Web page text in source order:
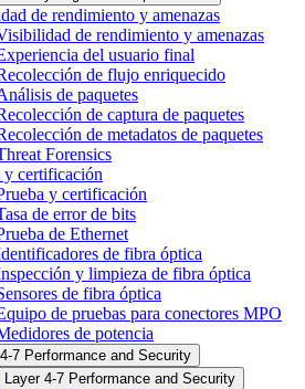
de rendimiento y amenazas
de rendimiento y amenazas
del usuario final
de flujo enriquecido
de paquetes
de captura de paquetes
de metadatos de paquetes
Forensics
y certificación
y certificación
de error de bits
de Ethernet
de fibra óptica
y limpieza de fibra óptica
de fibra óptica
de pruebas para conectores MPO
de potencia
7 Performance and Security
Layer 4-7 Performance and Security